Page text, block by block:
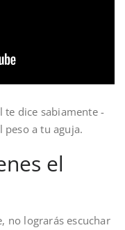
te dice sabiamente -
a tu aguja.
el
no lograrás escuchar